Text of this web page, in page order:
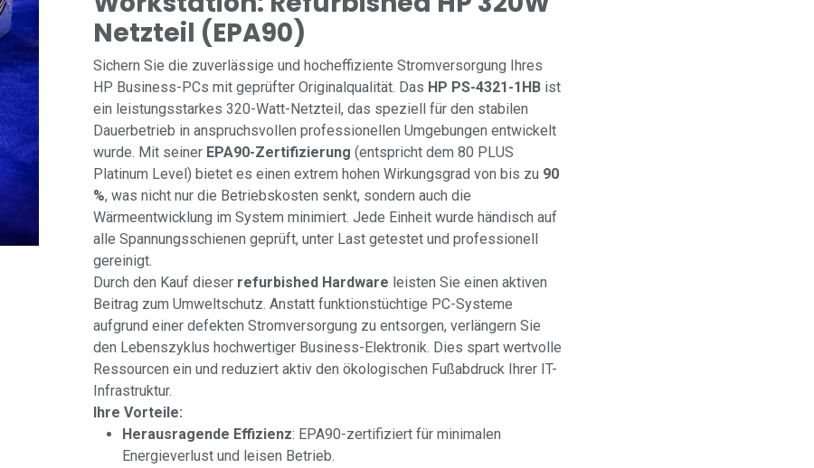
Netzteil (EPA90)
Sichern Sie die zuverlässige und hocheffiziente Stromversorgung Ihres
HP Business-PCs mit geprüfter Originalqualität. Das HP PS-4321-1HBist
ein leistungsstarkes 320-Watt-Netzteil, das speziell für den stabilen
Dauerbetrieb in anspruchsvollen professionellen Umgebungen entwickelt
wurde. Mit seiner EPA90-Zertifizierung (entspricht dem 80 PLUS
Platinum Level) bietet es einen extrem hohen Wirkungsgrad von bis zu 90
%, was nicht nur die Betriebskosten senkt, sondern auch die
Wärmeentwicklung im System minimiert. Jede Einheit wurde händisch auf
alle Spannungsschienen geprüft, unter Last getestet und professionell
gereinigt.
Durch den Kauf dieser refurbished Hardware leisten Sie einen aktiven
Beitrag zum Umweltschutz. Anstatt funktionstüchtige PC-Systeme
aufgrund einer defekten Stromversorgung zu entsorgen, verlängern Sie
den Lebenszyklus hochwertiger Business-Elektronik. Dies spart wertvolle
Ressourcen ein und reduziert aktiv den ökologischen Fußabdruck Ihrer IT-
Infrastruktur.
Ihre Vorteile:
Herausragende Effizienz: EPA90-zertifiziert für minimalen
Energieverlust und leisen Betrieb.